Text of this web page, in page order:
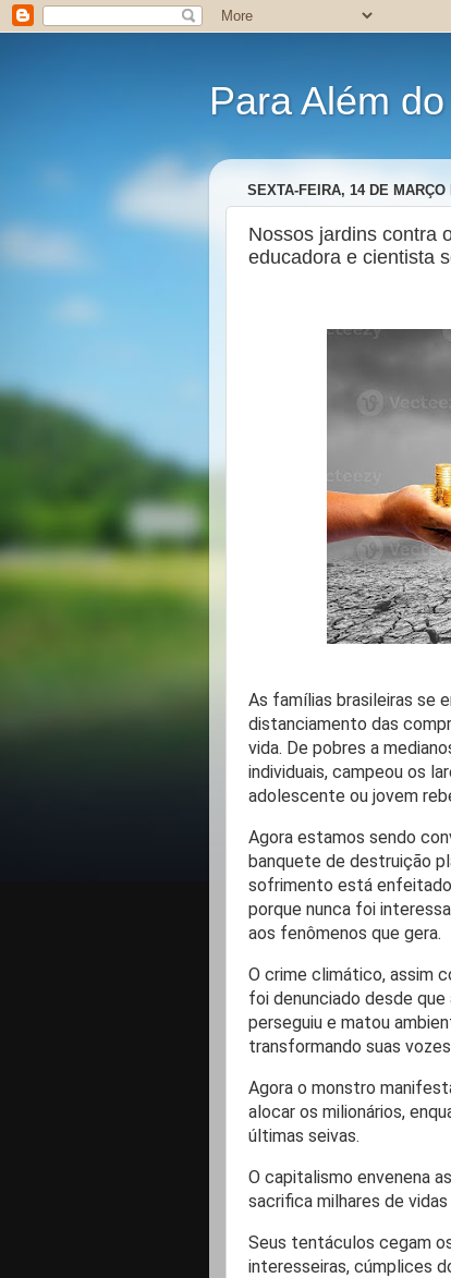
Para Além
SEXTA-FEIRA, 14 DE MARÇO
Nossos jardins contra
educadora e cientista
As famílias brasileiras se
distanciamento das
vida. De pobres a
individuais, campeou os
adolescente ou jovem
Agora estamos sendo
banquete de destruição
sofrimento está enfeitado
porque nunca foi
aos fenômenos que gera.
O crime climático, assim
foi denunciado desde
perseguiu e matou
transformando suas
Agora o monstro
alocar os milionários,
últimas seivas.
O capitalismo envenena
sacrifica milhares de
Seus tentáculos cegam
interesseiras, cúmplices